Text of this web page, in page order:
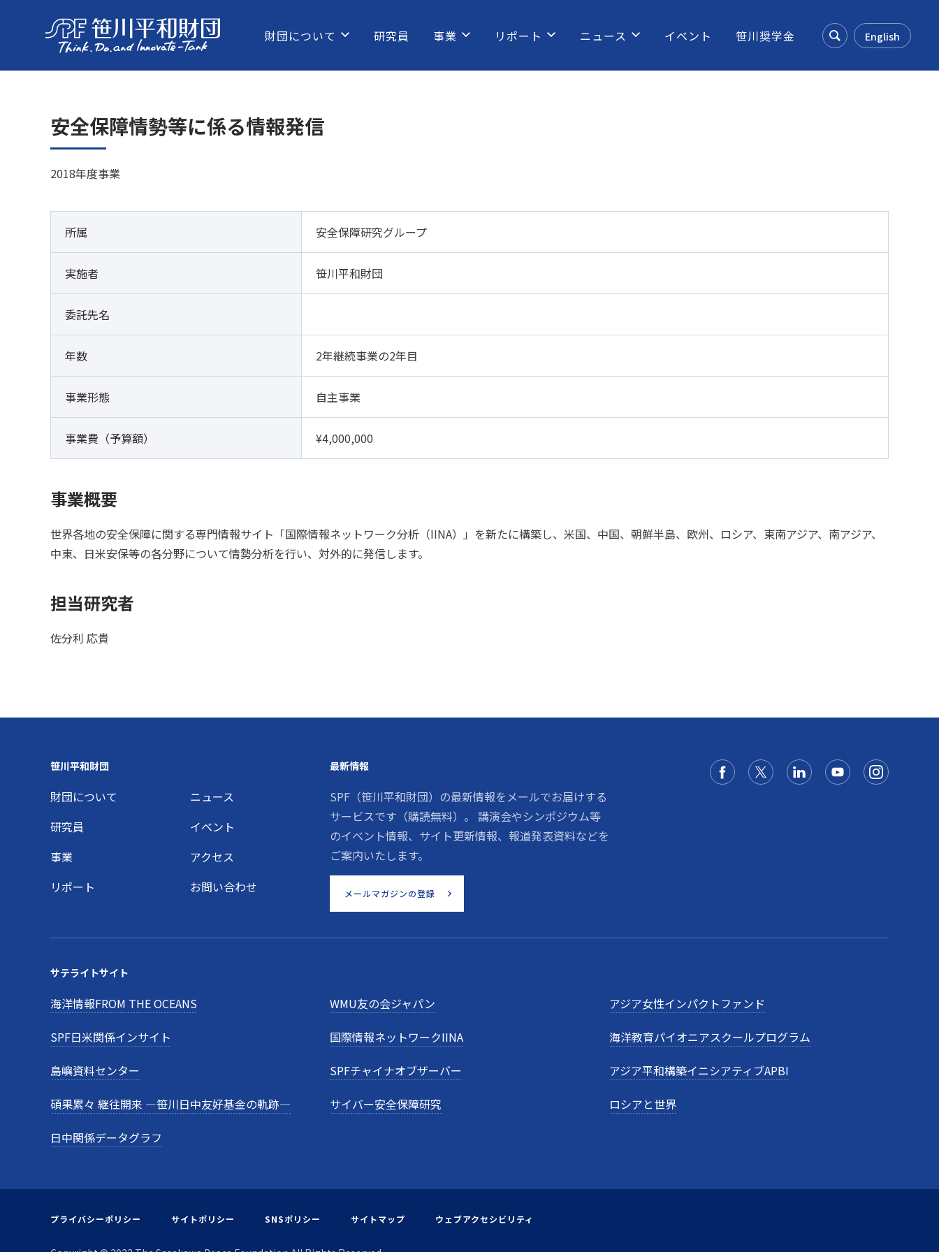
English
財団について 研究員 事業 リポート ニュース イベント 笹川奨学金
安全保障情勢等に係る情報発信
2018年度事業
所属 安全保障研究グループ
実施者 笹川平和財団
委託先名
年数 2年継続事業の2年目
事業形態 自主事業
事業費（予算額） ¥4,000,000
事業概要
世界各地の安全保障に関する専門情報サイト「国際情報ネットワーク分析（IINA）」を新たに構築し、米国、中国、朝鮮半島、欧州、ロシア、東南アジア、南アジア、
中東、日米安保等の各分野について情勢分析を行い、対外的に発信します。
担当研究者
佐分利 応貴
Footer
笹川平和財団
財団について
ニュース
研究員
イベント
事業
アクセス
リポート
お問い合わせ
最新情報
SPF（笹川平和財団）の最新情報をメールでお届けする
サービスです（購読無料）。 講演会やシンポジウム等
のイベント情報、サイト更新情報、報道発表資料などを
ご案内いたします。
メールマガジンの登録
サテライトサイト
海洋情報FROM THE OCEANS WMU友の会ジャパン
アジア女性インパクトファンド
SPF日米関係インサイト
国際情報ネットワークIINA
海洋教育パイオニアスクールプログラム
島嶼資料センター
SPFチャイナオブザーバー
アジア平和構築イニシアティブAPBI
碩果累々 継往開来 —笹川日中友好基金の軌跡—
サイバー安全保障研究
ロシアと世界
日中関係データグラフ
プライバシーポリシー サイトポリシー SNSポリシー サイトマップ ウェブアクセシビリティ